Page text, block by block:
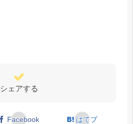
シェアする
Facebook はてブ